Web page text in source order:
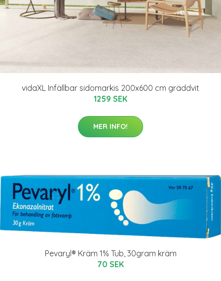
vidaXL Infällbar sidomarkis 200x600 cm gräddvit
1259 SEK
MER INFO!
Pevaryl® Kräm 1% Tub, 30gram kräm
70 SEK